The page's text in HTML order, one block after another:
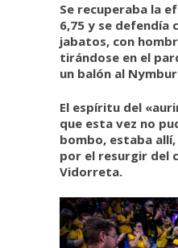
Se recuperaba la
6,75 y se defendía
jabatos, con
tirándose en el
un balón al
El espíritu del
que esta vez no
bombo, estaba
por el resurgir del
Vidorreta.